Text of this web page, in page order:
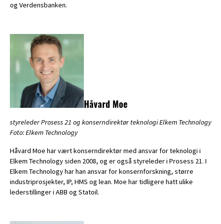
og Verdensbanken.
Håvard Moe
styreleder Prosess 21 og konserndirektør teknologi Elkem Technology
Foto: Elkem Technology
Håvard Moe har vært konserndirektør med ansvar for teknologi i
Elkem Technology siden 2008, og er også styreleder i Prosess 21. I
Elkem Technology har han ansvar for konsernforskning, større
industriprosjekter, IP, HMS og lean. Moe har tidligere hatt ulike
lederstillinger i ABB og Statoil.